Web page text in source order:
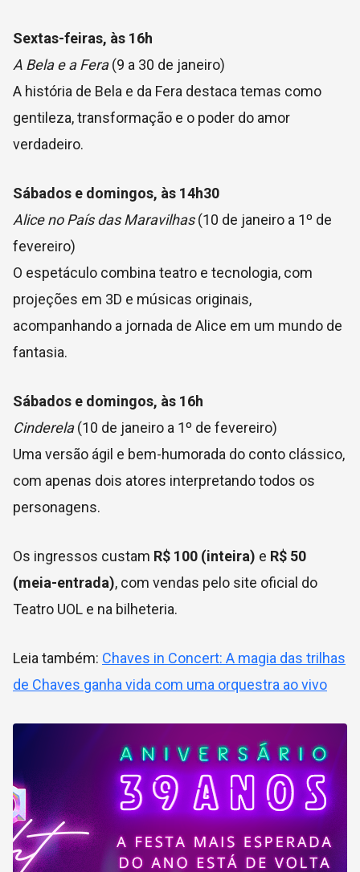
Sextas-feiras, às 16h
A Bela e a Fera(9 a 30 de janeiro)
A história de Bela e da Fera destaca temas como
gentileza, transformação e o poder do amor
verdadeiro.
Sábados e domingos, às 14h30
Alice no País das Maravilhas(10 de janeiro a 1º de
fevereiro)
O espetáculo combina teatro e tecnologia, com
projeções em 3D e músicas originais,
acompanhando a jornada de Alice em um mundo de
fantasia.
Sábados e domingos, às 16h
Cinderela(10 de janeiro a 1º de fevereiro)
Uma versão ágil e bem-humorada do conto clássico,
com apenas dois atores interpretando todos os
personagens.
Os ingressos custam R$ 100 (inteira) e R$ 50
(meia-entrada), com vendas pelo site oficial do
Teatro UOL e na bilheteria.
Leia também: Chaves in Concert: A magia das trilhas
de Chaves ganha vida com uma orquestra ao vivo